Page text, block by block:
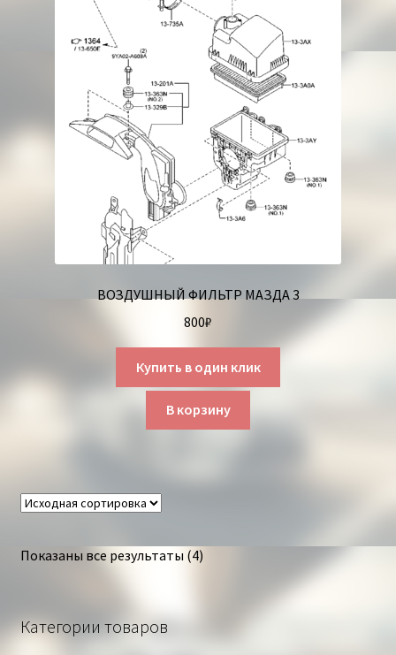
ВОЗДУШНЫЙ ФИЛЬТР МАЗДА 3
800₽
Купить в один клик
В корзину
Показаны все результаты (4)
Категории товаров